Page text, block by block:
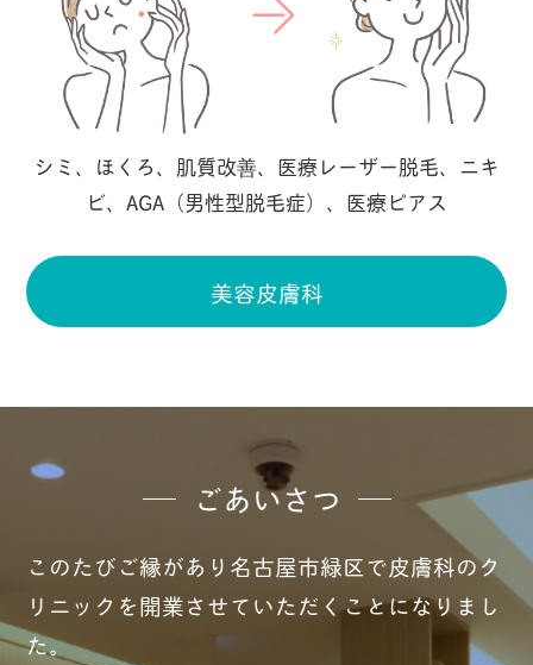
シミ、ほくろ、肌質改善、医療レーザー脱毛、ニキ
ビ、AGA（男性型脱毛症）、医療ピアス
美容皮膚科
ごあいさつ
このたびご縁があり名古屋市緑区で皮膚科のク
リニックを開業させていただくことになりまし
た。